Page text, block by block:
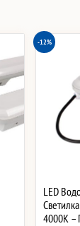
-12%
LED
4000K